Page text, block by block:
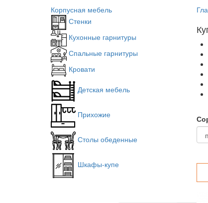
Корпусная мебель
Стенки
Кухонные гарнитуры
Спальные гарнитуры
Кровати
Детская мебель
Прихожие
Столы обеденные
Шкафы-купе